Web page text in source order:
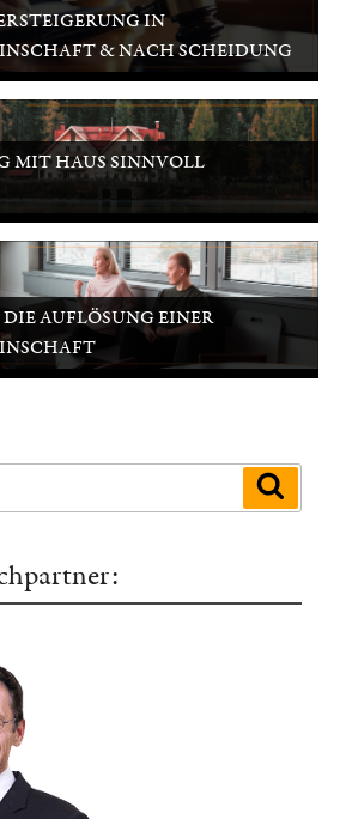
IN
& NACH SCHEIDUNG
MIT HAUS SINNVOLL
AUFLÖSUNG EINER